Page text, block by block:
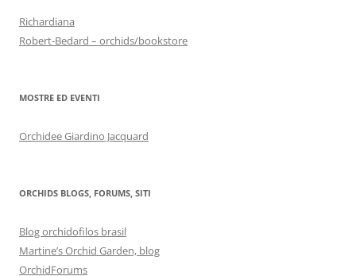
Richardiana
Robert-Bedard – orchids/bookstore
MOSTRE ED EVENTI
Orchidee Giardino Jacquard
ORCHIDS BLOGS, FORUMS, SITI
Blog orchidofilos brasil
Martine’s Orchid Garden, blog
OrchidForums